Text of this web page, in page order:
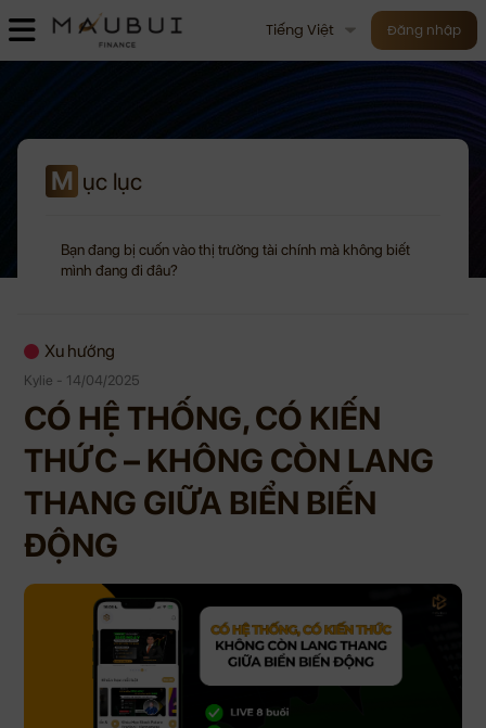
Tiếng Việt Đăng nhập
M ục lục
Bạn đang bị cuốn vào thị trường tài chính mà không biết
mình đang đi đâu?
Xu hướng
Kylie - 14/04/2025
CÓ HỆ THỐNG, CÓ KIẾN
THỨC – KHÔNG CÒN LANG
THANG GIỮA BIỂN BIẾN
ĐỘNG